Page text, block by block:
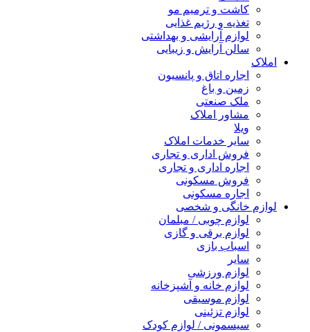
کاشت و ترمیم مو
تغذیه و رژیم غذایی
لوازم آرایشی و بهداشتی
سالن آرایش و زیبایی
املاک
اجاره اتاق و پانسیون
زمین و باغ
ملک صنعتی
مشاور املاک
ویلا
سایر خدمات املاک
فروش اداری و تجاری
اجاره اداری و تجاری
فروش مسکونی
اجاره مسکونی
لوازم خانگی و شخصی
لوازم چوبی / مبلمان
لوازم برقی و گازی
اسباب بازی
سایر
لوازم ورزشی
لوازم خانه و آشپزخانه
لوازم موسیقی
لوازم تزئینی
سیسمونی / لوازم کودک